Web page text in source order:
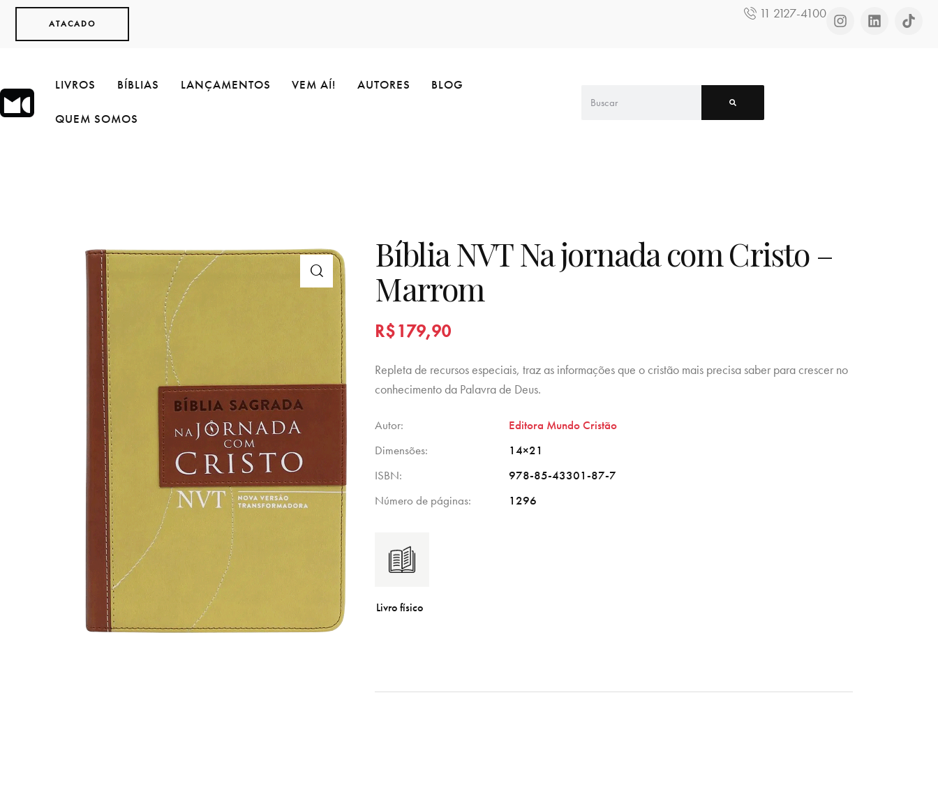
ATACADO
11 2127-4100
LIVROS BÍBLIAS LANÇAMENTOS VEM AÍ! AUTORES BLOG
QUEM SOMOS
Bíblia NVT Na jornada com Cristo –
Marrom
R$179,90
Repleta de recursos especiais, traz as informações que o cristão mais precisa saber para crescer no
conhecimento da Palavra de Deus.
Autor
Editora Mundo Cristão
Dimensões
14×21
ISBN
978-85-43301-87-7
Número de páginas
1296